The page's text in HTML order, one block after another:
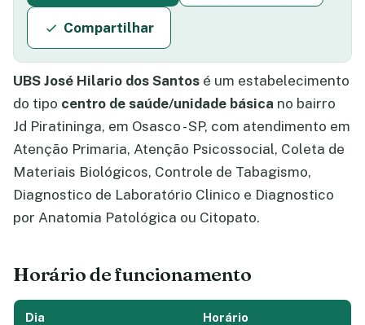
Compartilhar
UBS José Hilario dos Santos é um estabelecimento
do tipo centro de saúde/unidade básica no bairro
Jd Piratininga, em Osasco - SP, com atendimento em
Atenção Primaria, Atenção Psicossocial, Coleta de
Materiais Biológicos, Controle de Tabagismo,
Diagnostico de Laboratório Clinico e Diagnostico
por Anatomia Patológica ou Citopato.
Horário de funcionamento
Dia Horário